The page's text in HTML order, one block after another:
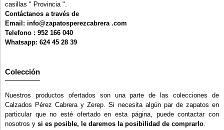
casillas " Provincia ".
Contáctanos a través de
Email: info@zapatosperezcabrera .com
Telefono : 952 166 040
Whatsapp: 624 45 28 39
Colección
Nuestros productos ofertados son una parte de las colecciones de
Calzados Pérez Cabrera y Zerep. Si necesita algún par de zapatos en
particular que no esté ofertado en esta página, puede contactar con
nosotros y si es posible, le daremos la posibilidad de comprarlo.